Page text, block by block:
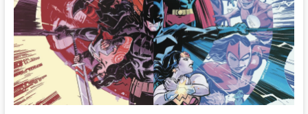
Sherman
y
Bellaire